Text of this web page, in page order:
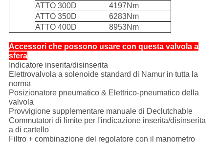
ATTO 300D
4197Nm
ATTO 350D
6283Nm
ATTO 400D
8953Nm
Accessori che possono usare con questa valvola a
sfera
Indicatore inserita/disinserita
Elettrovalvola a solenoide standard di Namur in tutta la
norma
Posizionatore pneumatico & Elettrico-pneumatico della
valvola
Provvigione supplementare manuale di Declutchable
Commutatori di limite per l'indicazione inserita/disinserita
a di cartello
Filtro + combinazione del regolatore con il manometro